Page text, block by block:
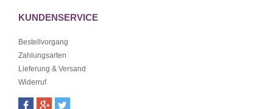
KUNDENSERVICE
Bestellvorgang
Zahlungsarten
Lieferung & Versand
Widerruf